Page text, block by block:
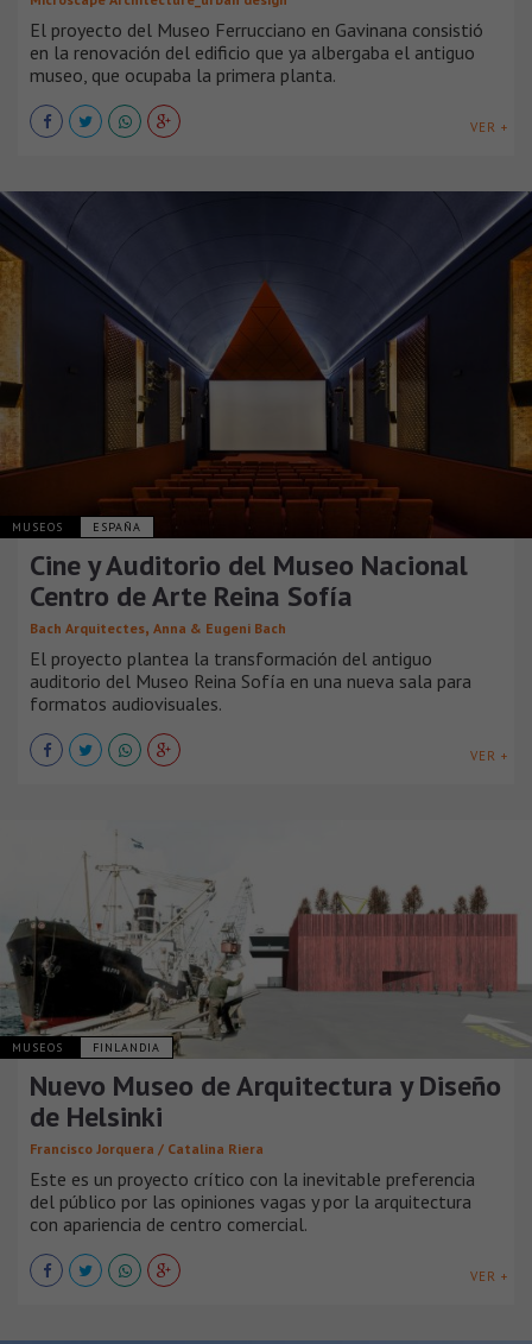
El proyecto del Museo Ferrucciano en Gavinana consistió
en la renovación del edificio que ya albergaba el antiguo
museo, que ocupaba la primera planta.
VER +
MUSEOS ESPAÑA
Cine y Auditorio del Museo Nacional
Centro de Arte Reina Sofía
Bach Arquitectes, Anna & Eugeni Bach
El proyecto plantea la transformación del antiguo
auditorio del Museo Reina Sofía en una nueva sala para
formatos audiovisuales.
VER +
MUSEOS FINLANDIA
Nuevo Museo de Arquitectura y Diseño
de Helsinki
Francisco Jorquera / Catalina Riera
Este es un proyecto crítico con la inevitable preferencia
del público por las opiniones vagas y por la arquitectura
con apariencia de centro comercial.
VER +